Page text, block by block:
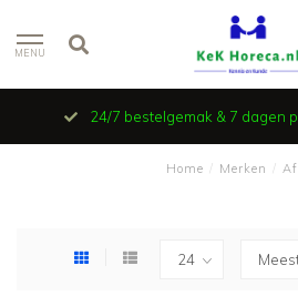
MENU
24/7 bestelgemak & 7 dagen
Home Merken